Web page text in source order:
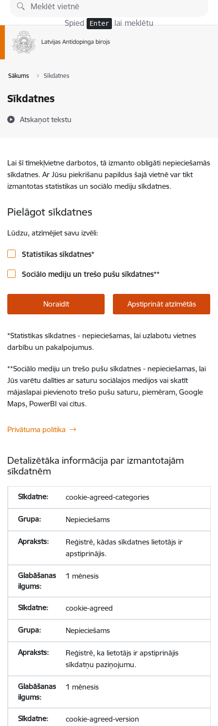
Pāriet uz lapas saturu
Spied Enter lai meklētu
Sākums Sīkdatnes
Sīkdatnes
Atskaņot tekstu
Lai šī tīmekļvietne darbotos, tā izmanto obligāti nepieciešamās
sīkdatnes. Ar Jūsu piekrišanu papildus šajā vietnē var tikt
izmantotas statistikas un sociālo mediju sīkdatnes.
Pielāgot sīkdatnes
Lūdzu, atzīmējiet savu izvēli:
Statistikas sīkdatnes*
Sociālo mediju un trešo pušu sīkdatnes**
Noraidīt Apstiprināt atzīmētās
*Statistikas sīkdatnes - nepieciešamas, lai uzlabotu vietnes
darbību un pakalpojumus.
**Sociālo mediju un trešo pušu sīkdatnes - nepieciešamas, lai
Jūs varētu dalīties ar saturu sociālajos medijos vai skatīt
mājaslapai pievienoto trešo pušu saturu, piemēram, Google
Maps, PowerBI vai citus.
Privātuma politika
Detalizētāka informācija par izmantotajām
sīkdatnēm
cookie-agreed-categories
Nepieciešams
Reģistrē, kādas sīkdatnes lietotājs ir
apstiprinājis.
1 mēnesis
cookie-agreed
Nepieciešams
Reģistrē, ka lietotājs ir apstiprinājis
sīkdatņu paziņojumu.
1 mēnesis
cookie-agreed-version